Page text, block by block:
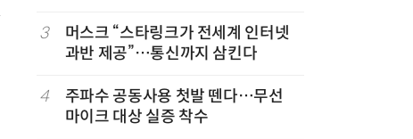
3
머스크 “스타링크가 전세계 인터넷
과반 제공”…통신까지 삼킨다
4
주파수 공동사용 첫발 뗀다…무선
마이크 대상 실증 착수